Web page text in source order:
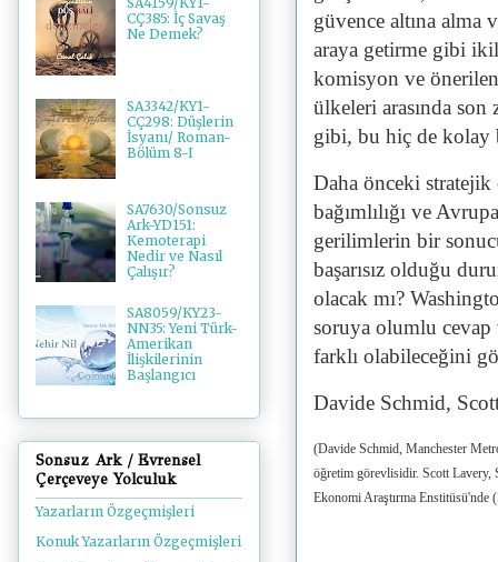
güvence altına
araya getirme gibi
komisyon ve
ülkeleri arasında son
gibi, bu hiç de kolay
Daha önceki
bağımlılığı ve
gerilimlerin bir
başarısız olduğu
olacak mı?
soruya olumlu
farklı olabileceğini
Davide Schmid,
(Davide Schmid, Manchester
öğretim görevlisidir. Scott
Ekonomi Araştırma Enstitüsü'nde
CÇ385: İç Savaş
Ne Demek?
SA3342/KY1-
CÇ298: Düşlerin
İsyanı/ Roman-
Bölüm 8-I
SA7630/Sonsuz
Ark-YD151:
Kemoterapi
Nedir ve Nasıl
Çalışır?
SA8059/KY23-
NN35: Yeni Türk-
Amerikan
İlişkilerinin
Başlangıcı
Sonsuz Ark / Evrensel
Çerçeveye Yolculuk
Yazarların Özgeçmişleri
Konuk Yazarların Özgeçmişleri